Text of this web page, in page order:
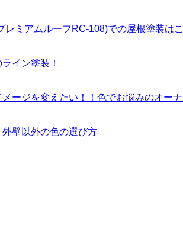
ミアムルーフRC-108)での屋根塗装は
イン塗装！
ージを変えたい！！色でお悩みのオー
壁以外の色の選び方